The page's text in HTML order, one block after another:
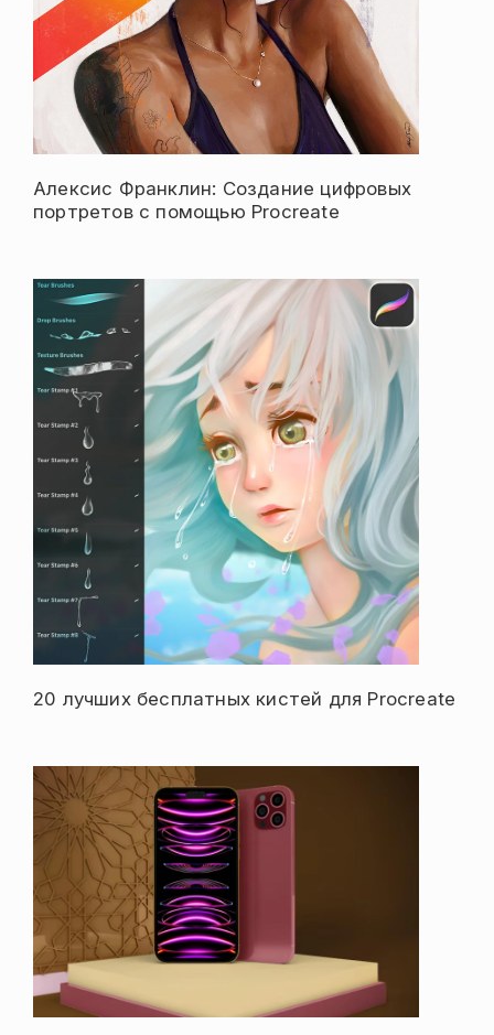
Алексис Франклин: Создание цифровых
портретов с помощью Procreate
20 лучших бесплатных кистей для Procreate